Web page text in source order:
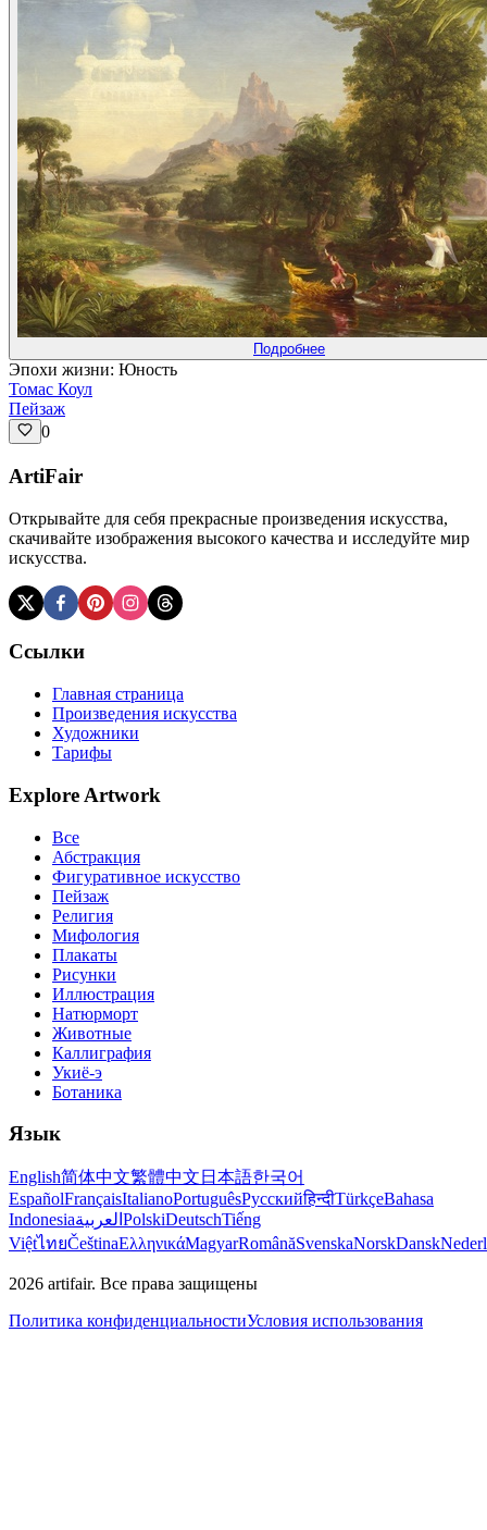
Подробнее
Эпохи жизни: Юность
Томас Коул
Пейзаж
0
ArtiFair
Открывайте для себя прекрасные произведения искусства,
скачивайте изображения высокого качества и исследуйте мир
искусства.
Ссылки
Главная страница
Произведения искусства
Художники
Тарифы
Explore Artwork
Все
Абстракция
Фигуративное искусство
Пейзаж
Религия
Мифология
Плакаты
Рисунки
Иллюстрация
Натюрморт
Животные
Каллиграфия
Укиё-э
Ботаника
Язык
English简体中文繁體中文 日本語한국어
EspañolFrançaisItalianoPortuguêsРусскийहिन्दीTürkçeBahasa
Indonesiaالعربية PolskiDeutschTiếng
ViệtไทยČeštinaΕλληνικάMagyarRomânăSvenskaNorskDansk
2026 artifair. Все права защищены
Политика конфиденциальностиУсловия использования